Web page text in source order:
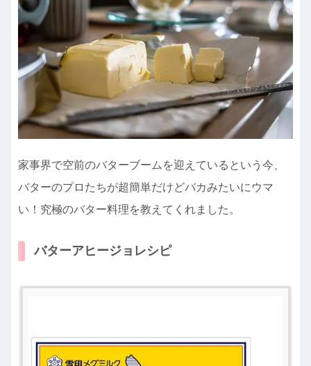
家事界で空前のバターブームを迎えているという今、
バターのプロたちが超簡単だけどバカみたいにウマ
い！究極のバター料理を教えてくれました。
バターアヒージョレシピ